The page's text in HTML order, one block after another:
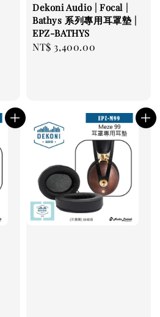
Dekoni Audio | Focal |
Bathys 系列專用耳罩墊 |
EPZ-BATHYS
Regular
NT$ 3,400.00